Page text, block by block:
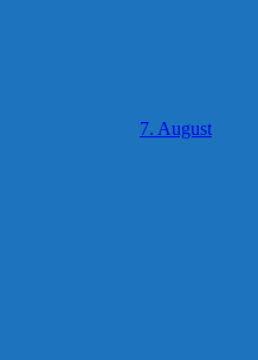
7. August